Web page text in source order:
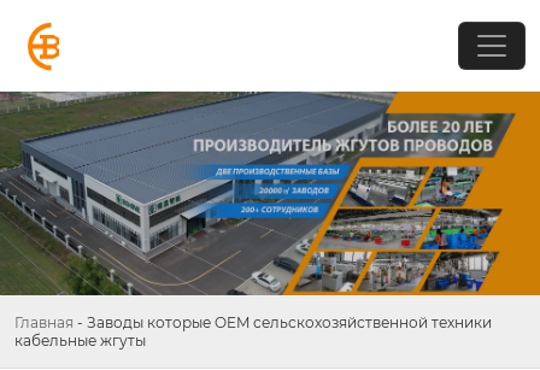
Главная - Заводы которые OEM сельскохозяйственной техники
кабельные жгуты